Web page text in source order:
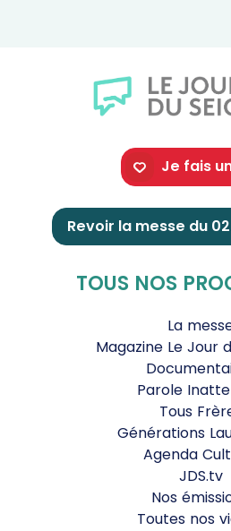
Je fais
Revoir la messe du
TOUS NOS
La
Magazine Le Jour
Parole
Tous
Générations
Agenda
JDS.tv
Nos
Toutes nos